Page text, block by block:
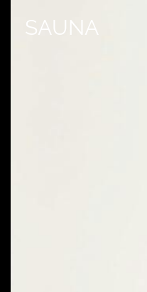
SAUNA